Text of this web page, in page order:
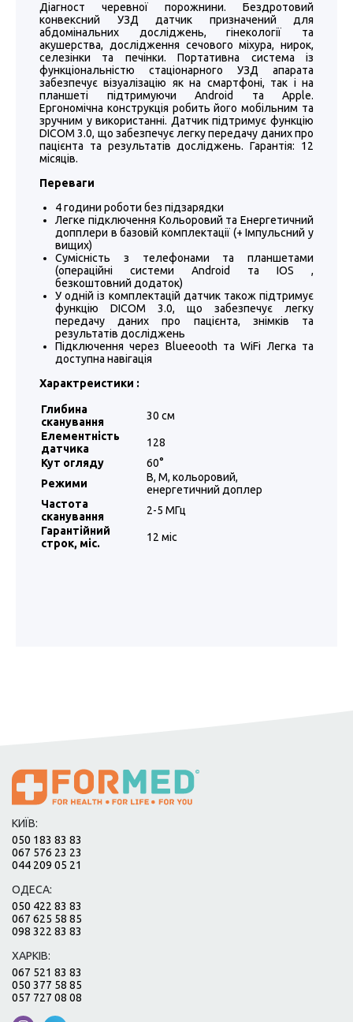
Діагност черевної порожнини. Бездротовий
конвексний УЗД датчик призначений для
абдомінальних досліджень, гінекології та
акушерства, дослідження сечового міхура, нирок,
селезінки та печінки. Портативна система із
функціональністю стаціонарного УЗД апарата
забезпечує візуалізацію як на смартфоні, так і на
планшеті підтримуючи Android та Apple.
Ергономічна конструкція робить його мобільним та
зручним у використанні. Датчик підтримує функцію
DICOM 3.0, що забезпечує легку передачу даних про
пацієнта та результатів досліджень. Гарантія: 12
місяців.
Переваги
4 години роботи без підзарядки
Легке підключення Кольоровий та Енергетичний
допплери в базовій комплектації (+ Імпульсний у
вищих)
Сумісність з телефонами та планшетами
(операційні системи Android та IOS ,
безкоштовний додаток)
У одній із комплектацій датчик також підтримує
функцію DICOM 3.0, що забезпечує легку
передачу даних про пацієнта, знімків та
результатів досліджень
Підключення через Blueеooth та WiFi Легка та
доступна навігація
Характреистики :
Глибина
сканування
30 см
Елементність
датчика
128
Кут огляду
60°
Режими
В, М, кольоровий,
енергетичний доплер
Частота
сканування
2-5 МГц
Гарантійний
строк, міс.
12 міс
КИЇВ:
050 183 83 83
067 576 23 23
044 209 05 21
ОДЕСА:
050 422 83 83
067 625 58 85
098 322 83 83
ХАРКІВ:
067 521 83 83
050 377 58 85
057 727 08 08